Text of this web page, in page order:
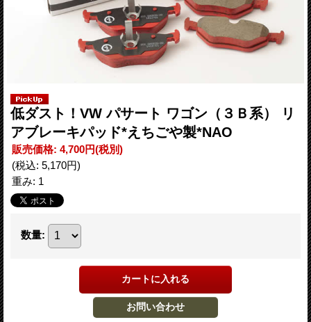
低ダスト！VW パサート ワゴン（３Ｂ系） リ
アブレーキパッド*えちごや製*NAO
販売価格: 4,700円(税別)
(税込: 5,170円)
重み: 1
数量: